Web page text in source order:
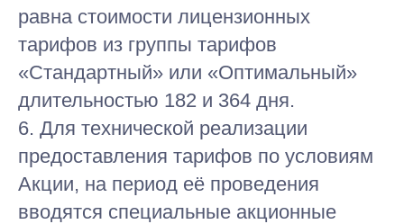
равна стоимости лицензионных
тарифов из группы тарифов
«Стандартный» или «Оптимальный»
длительностью 182 и 364 дня.
6. Для технической реализации
предоставления тарифов по условиям
Акции, на период её проведения
вводятся специальные акционные